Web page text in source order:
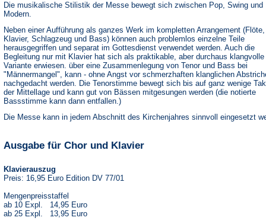
Die musikalische Stilistik der Messe bewegt sich zwischen Pop, Swing und
Modern.
Neben einer Aufführung als ganzes Werk im kompletten Arrangement (Flöte,
Klavier, Schlagzeug und Bass) können auch problemlos einzelne Teile
herausgegriffen und separat im Gottesdienst verwendet werden. Auch die
Begleitung nur mit Klavier hat sich als praktikable, aber durchaus klangvolle
Variante erwiesen. über eine Zusammenlegung von Tenor und Bass bei
"Männermangel", kann - ohne Angst vor schmerzhaften klanglichen
nachgedacht werden. Die Tenorstimme bewegt sich bis auf ganz wenige
der Mittellage und kann gut von Bässen mitgesungen werden (die notierte
Bassstimme kann dann entfallen.)
Die Messe kann in jedem Abschnitt des Kirchenjahres sinnvoll eingesetzt
Ausgabe für Chor und Klavier
Klavierauszug
Preis: 16,95 Euro Edition DV 77/01
Mengenpreisstaffel
ab 10 Expl. 14,95 Euro
ab 25 Expl. 13,95 Euro